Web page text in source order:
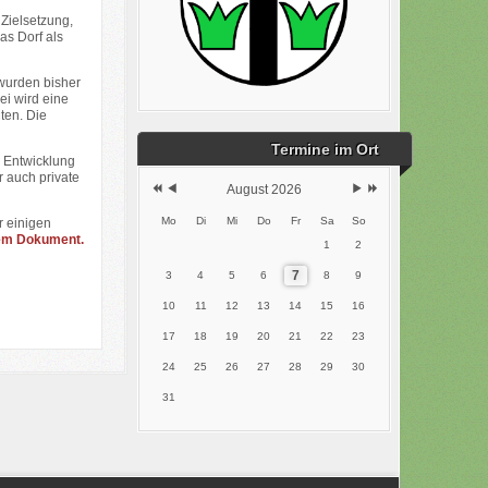
Dorf als
bisher
wird eine
Die
auch private
einigen
Dokument.
Termine im Ort
August 2026
Mo Di Mi Do Fr Sa
So
1
2
3 4 5 6 7 8 9
10 11 12 13 14 15 16
17 18 19 20 21 22 23
24 25 26 27 28 29 30
31